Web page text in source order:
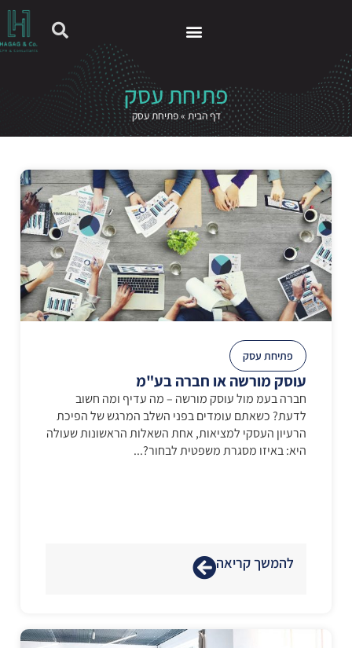
פתיחת עסק
דף הבית»פתיחת עסק
פתיחת עסק
עוסק מורשה או חברה בע"מ
חברה בעמ מול עוסק מורשה – מה עדיף ומה חשוב
לדעת? כשאתם עומדים בפני השלב המרגש של הפיכת
הרעיון העסקי למציאות, אחת השאלות הראשונות שעולה
היא: באיזו מסגרת משפטית לבחור?...
להמשך קריאה